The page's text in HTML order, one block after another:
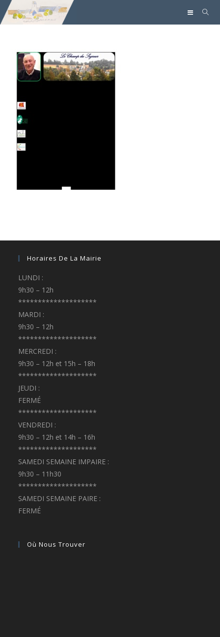
Horaires De La Mairie
LUNDI :
9h30 – 12h
********************
MARDI :
9h30 – 12h
********************
MERCREDI :
9h30 – 12h et 15h – 18h
********************
JEUDI :
FERMÉ
********************
VENDREDI :
9h30 – 12h et 14h – 16h
********************
SAMEDI SEMAINE IMPAIRE :
9h30 – 11h30
********************
SAMEDI SEMAINE PAIRE :
FERMÉ
Où Nous Trouver